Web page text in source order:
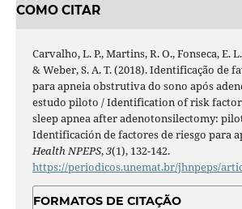
COMO CITAR
Carvalho, L. P., Martins, R. O., Fonseca, E.
& Weber, S. A. T. (2018). Identificação de
para apneia obstrutiva do sono após
estudo piloto / Identification of risk
sleep apnea after adenotonsilectomy:
Identificación de factores de riesgo para
Health NPEPS,3(1), 132-142.
https://periodicos.unemat.br/jhnpeps/
FORMATOS DE CITAÇÃO